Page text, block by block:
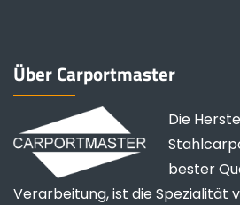
Über Carportmaster
Die
bester
Verarbeitung, ist die Spezialität